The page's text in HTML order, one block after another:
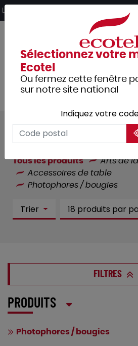
Livraison offerte dès 249€ HT
Photophores /
article(s)
Tous les produits
Arts de
Accessoires de table
Photophores / bougies
Trier 18 produits par
FILTRES
PRODUITS
Photophores / bougies
Sélectionnez votre
Ecotel
Ou fermez cette fenêtre
sur notre site national
Indiquez votre
Panneau de gestion des cookies